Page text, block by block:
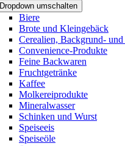
Dropdown umschalten
Biere
Brote und Kleingebäck
Cerealien, Backgrund-
Convenience-Produkte
Feine Backwaren
Fruchtgetränke
Kaffee
Molkereiprodukte
Mineralwasser
Schinken und Wurst
Speiseeis
Speiseöle